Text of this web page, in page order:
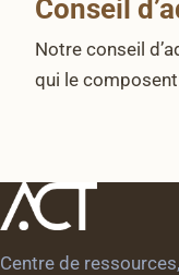
Conseil
Notre conseil
qui le
Centre de